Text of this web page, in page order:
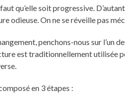
qu’elle soit progressive.
odieuse. On ne se réveille pas
penchons-nous sur l’un
est traditionnellement utilisée
en 3 étapes :